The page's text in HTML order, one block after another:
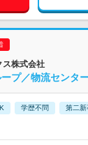
ス株式会社
プ／物流センタ
学歴不問 第二新